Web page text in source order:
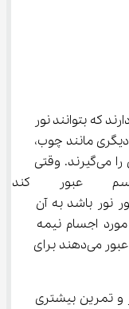
که بتوانند نور
دیگری مانند چوب،
سنگ و مقوا جلوی عبور پرتوهای نوری را می‌گیرند. وقتی
عبور
نور باشد به آن
دو مورد اجسام نیمه
شفاف هم داریم که فقط بخشی از نور را عبور می‌دهند برای
و تمرین بیشتری